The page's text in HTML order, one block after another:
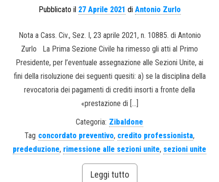
Pubblicato il 27 Aprile 2021 di Antonio Zurlo
Nota a Cass. Civ., Sez. I, 23 aprile 2021, n. 10885. di Antonio
Zurlo La Prima Sezione Civile ha rimesso gli atti al Primo
Presidente, per l’eventuale assegnazione alle Sezioni Unite, ai
fini della risoluzione dei seguenti quesiti: a) se la disciplina della
revocatoria dei pagamenti di crediti insorti a fronte della
«prestazione di […]
Categoria: Zibaldone
Tag concordato preventivo, credito professionista,
prededuzione, rimessione alle sezioni unite, sezioni unite
Leggi tutto